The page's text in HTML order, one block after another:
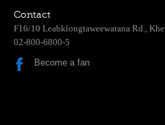
Contact
F16/10 Leabklongtaweewatana Rd.,
02-800-6800-5
Become a fan